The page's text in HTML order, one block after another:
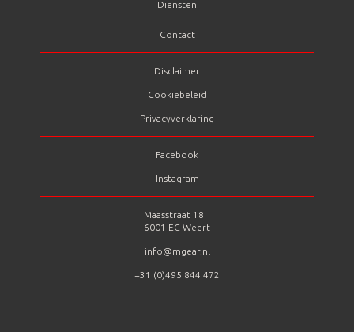
Diensten
Contact
Disclaimer
Cookiebeleid
Privacyverklaring
Facebook
Instagram
Maasstraat 18
6001 EC Weert
info@mgear.nl
+31 (0)495 844 472